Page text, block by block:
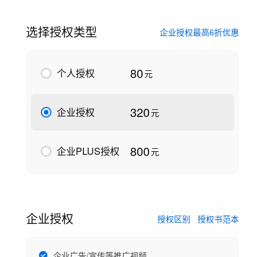
选择授权类型 企业授权最高6折优惠
个人授权 80元
企业授权 320元
企业PLUS授权 800元
企业授权 授权区别 授权书范本